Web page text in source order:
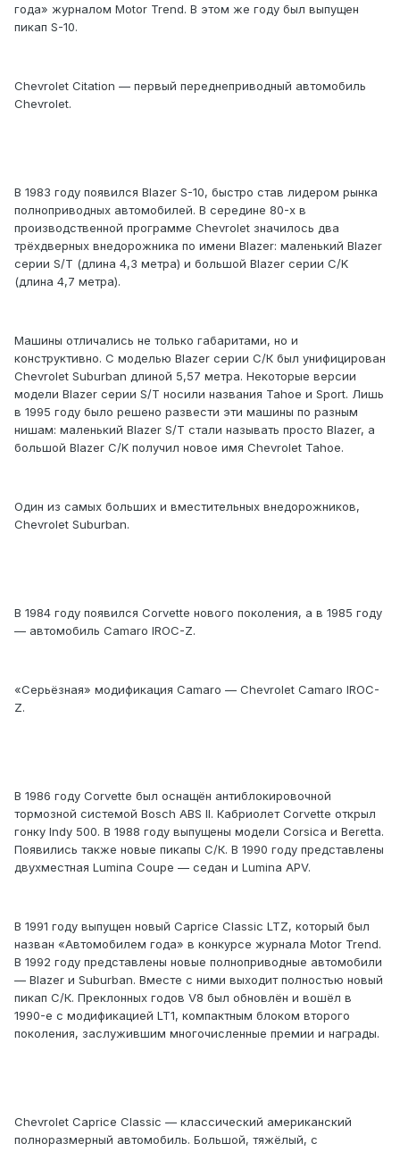
года» журналом Motor Trend. В этом же году был выпущен
пикап S-10.
Chevrolet Citation — первый переднеприводный автомобиль
Chevrolet.
В 1983 году появился Blazer S-10, быстро став лидером рынка
полноприводных автомобилей. В середине 80-х в
производственной программе Chevrolet значилось два
трёхдверных внедорожника по имени Blazer: маленький Blazer
серии S/T (длина 4,3 метра) и большой Blazer серии C/K
(длина 4,7 метра).
Машины отличались не только габаритами, но и
конструктивно. С моделью Blazer серии С/К был унифицирован
Chevrolet Suburban длиной 5,57 метра. Некоторые версии
модели Blazer серии S/T носили названия Tahoe и Sport. Лишь
в 1995 году было решено развести эти машины по разным
нишам: маленький Blazer S/T стали называть просто Blazer, а
большой Blazer C/K получил новое имя Chevrolet Tahoe.
Один из самых больших и вместительных внедорожников,
Chevrolet Suburban.
В 1984 году появился Corvette нового поколения, а в 1985 году
— автомобиль Camaro IROC-Z.
«Серьёзная» модификация Camaro — Chevrolet Camaro IROC-
Z.
В 1986 году Сorvette был оснащён антиблокировочной
тормозной системой Bosch ABS II. Кабриолет Corvette открыл
гонку Indy 500. В 1988 году выпущены модели Corsica и Beretta.
Появились также новые пикапы С/К. В 1990 году представлены
двухместная Lumina Coupe — седан и Lumina APV.
В 1991 году выпущен новый Caprice Classic LTZ, который был
назван «Автомобилем года» в конкурсе журнала Motor Trend.
В 1992 году представлены новые полноприводные автомобили
— Blazer и Suburban. Вместе с ними выходит полностью новый
пикап С/К. Преклонных годов V8 был обновлён и вошёл в
1990-е с модификацией LT1, компактным блоком второго
поколения, заслужившим многочисленные премии и награды.
Chevrolet Caprice Classic — классический американский
полноразмерный автомобиль. Большой, тяжёлый, с